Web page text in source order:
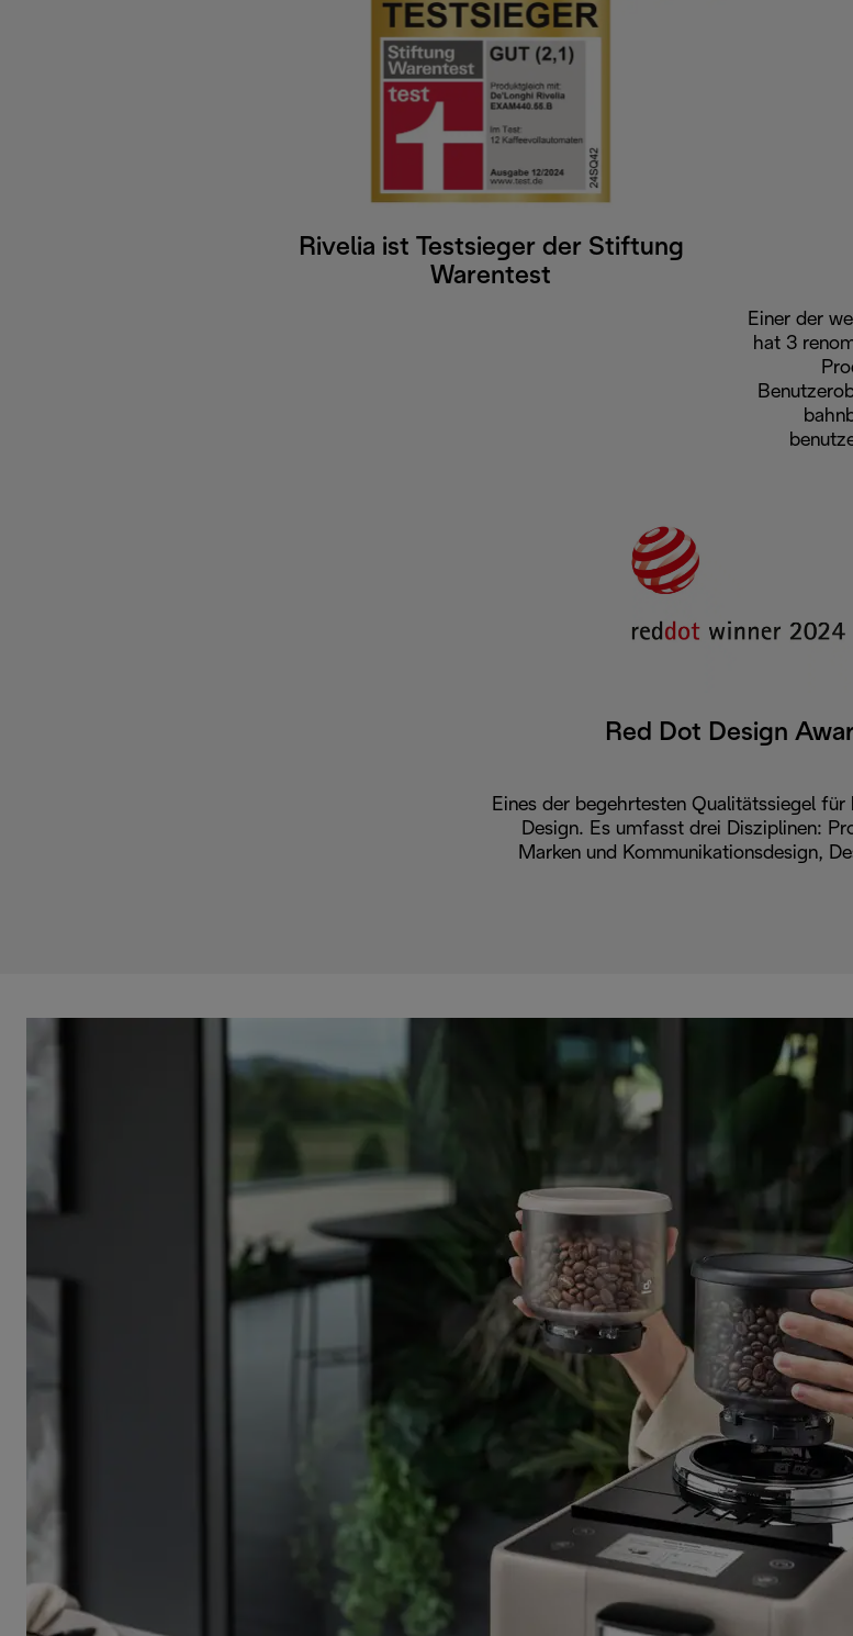
Rivelia ist Testsieger der Stiftung
Warentest
Einer der
hat 3
Red Dot Design
Eines der begehrtesten Qualitätssiegel für
Design. Es umfasst drei Disziplinen:
Marken und Kommunikationsdesign,